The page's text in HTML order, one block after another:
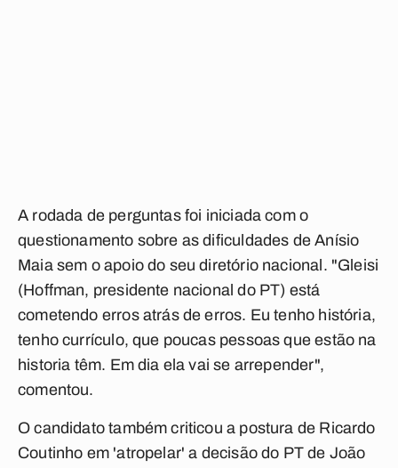
A rodada de perguntas foi iniciada com o
questionamento sobre as dificuldades de Anísio
Maia sem o apoio do seu diretório nacional. "Gleisi
(Hoffman, presidente nacional do PT) está
cometendo erros atrás de erros. Eu tenho história,
tenho currículo, que poucas pessoas que estão na
historia têm. Em dia ela vai se arrepender",
comentou.
O candidato também criticou a postura de Ricardo
Coutinho em 'atropelar' a decisão do PT de João